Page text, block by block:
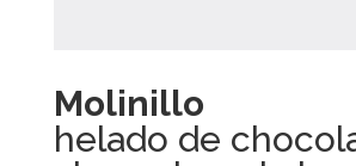
Molinillo
helado de